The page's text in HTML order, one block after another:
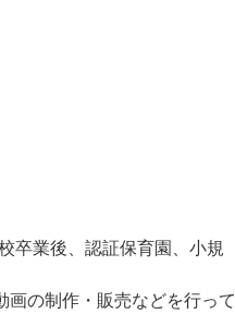
卒業後、認証保育園、小規
の制作・販売などを行って